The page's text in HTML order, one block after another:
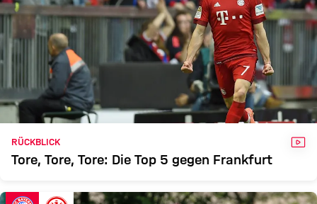
RÜCKBLICK
Tore, Tore, Tore: Die Top 5 gegen Frankfurt